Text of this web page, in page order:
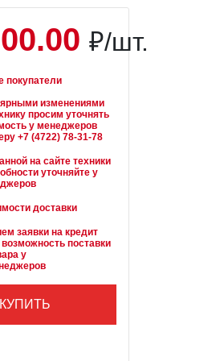
₽/шт.
покупатели
просим уточнять
у менеджеров
        салона по номеру +7 (4722) 78-31-78
на сайте техники
уточняйте у
доставки
заявки на кредит
поставки
у
менеджеров